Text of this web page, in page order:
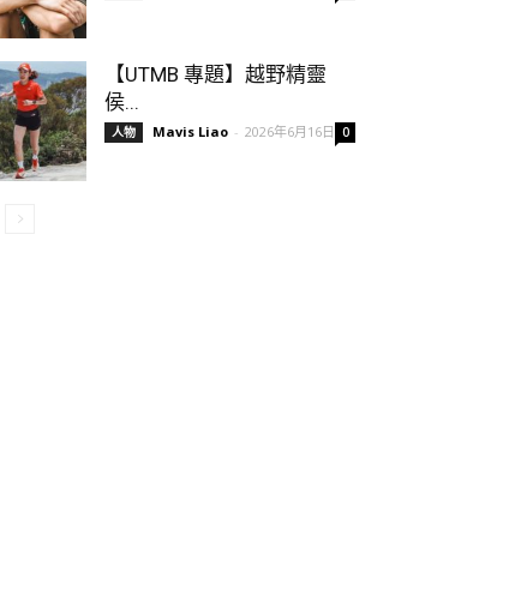
【UTMB 專題】越野精靈
侯...
人物 Mavis Liao - 2026年6月16日 0